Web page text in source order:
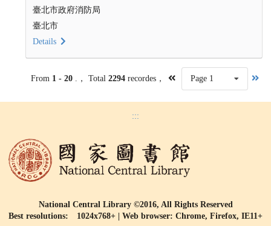
臺北市政府消防局
臺北市
Details
From 1 - 20 .， Total 2294recordes， Page 1
:::
National Central Library ©2016, All Rights Reserved
Best resolutions: 1024x768+ | Web browser: Chrome, Firefox, IE11+